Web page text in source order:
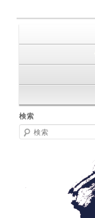
検索
検索